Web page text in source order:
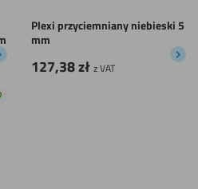
Plexi przyciemniany niebieski 5
mm
127,38zł z VAT